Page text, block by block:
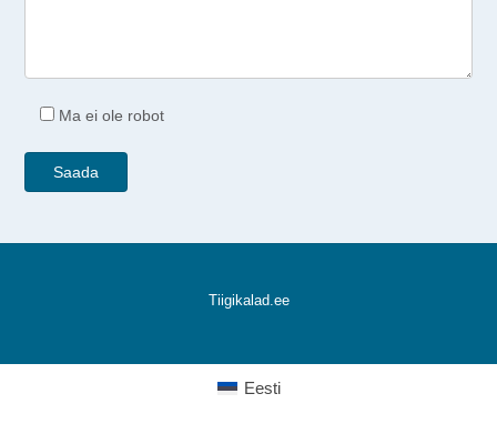
Ma ei ole robot
Tiigikalad.ee
Eesti